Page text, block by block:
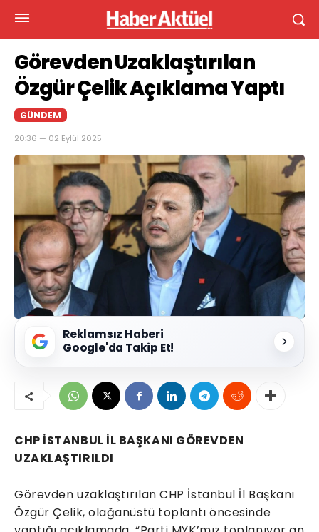
Görevden Uzaklaştırılan
Özgür Çelik Açıklama Yaptı
GÜNDEM
20:36 — 02 Eylül 2025
Reklamsız Haberi
Google'da Takip Et!
CHP İSTANBUL İL BAŞKANI GÖREVDEN
UZAKLAŞTIRILDI
Görevden uzaklaştırılan CHP İstanbul İl Başkanı
Özgür Çelik, olağanüstü toplantı öncesinde